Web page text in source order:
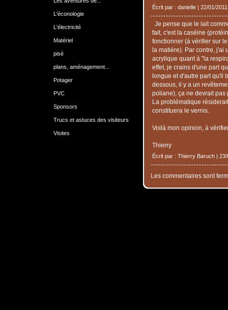
L'éconologie
L'électricité
Matériel
pisé
plans, aménagement...
Potager
PVC
Sponsors
Trucs et astuces des visiteurs
Visites
Écrit par : danielle | 22/01/2011
Je pense que le lait
fait, c'est la caséine
fonctionner (à vérifier sur
la matière). Par contre, j'ai
acrylique quant à "la
effet, je crains d'une part
longue et d'autre part qu'il
dessous, il y a un
poliane), ça ne devrait pas
La problématique
constituera le vernis.
Voilà mon opinion, à
Thierry
Écrit par : Thierry Baruch | 23/
Les commentaires sont